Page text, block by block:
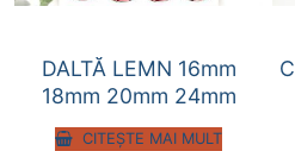
DALTĂ LEMN 16mm
18mm 20mm 24mm
CITEȘTE MAI MULT